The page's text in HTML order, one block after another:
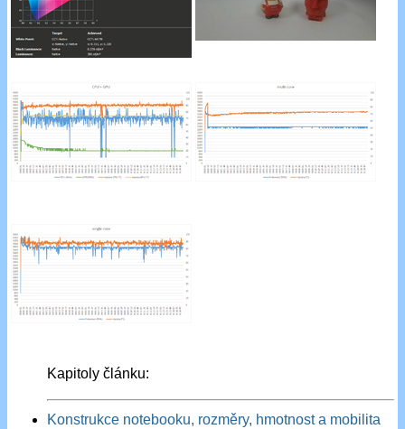
Kapitoly článku:
Konstrukce notebooku, rozměry, hmotnost a mobilita